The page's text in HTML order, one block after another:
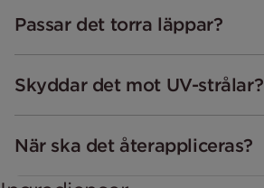
Passar det torra läppar?
Skyddar det mot UV-strålar?
När ska det återappliceras?